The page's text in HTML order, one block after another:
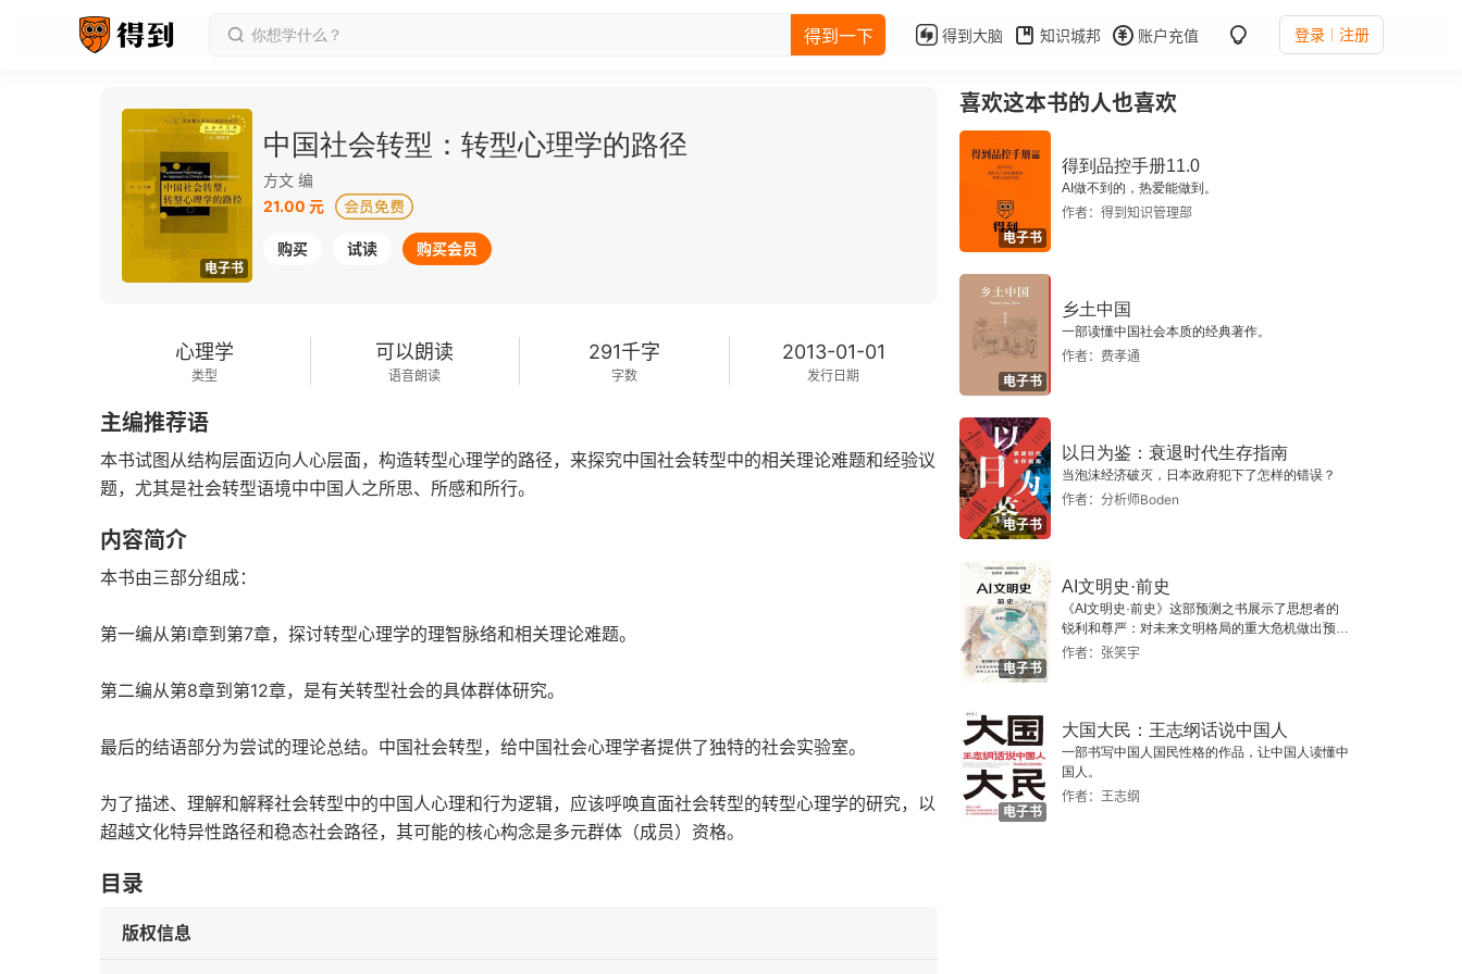
得到一下 得到大脑 知识城邦 账户充值 登录 注册
电子书
中国社会转型：转型心理学的路径
方文 编
21.00 元
购买 试读 购买会员
心理学
类型
可以朗读
语音朗读
291千字
字数
2013-01-01
发行日期
主编推荐语
本书试图从结构层面迈向人心层面，构造转型心理学的路径，来探究中国社会转型中的相关理论难题和经验议
题，尤其是社会转型语境中中国人之所思、所感和所行。
内容简介
本书由三部分组成：
第一编从第l章到第7章，探讨转型心理学的理智脉络和相关理论难题。
第二编从第8章到第12章，是有关转型社会的具体群体研究。
最后的结语部分为尝试的理论总结。中国社会转型，给中国社会心理学者提供了独特的社会实验室。
为了描述、理解和解释社会转型中的中国人心理和行为逻辑，应该呼唤直面社会转型的转型心理学的研究，以
超越文化特异性路径和稳态社会路径，其可能的核心构念是多元群体（成员）资格。
目录
版权信息
喜欢这本书的人也喜欢
电子书
得到品控手册11.0
AI做不到的，热爱能做到。
作者：得到知识管理部
电子书
乡土中国
一部读懂中国社会本质的经典著作。
作者：费孝通
电子书
以日为鉴：衰退时代生存指南
当泡沫经济破灭，日本政府犯下了怎样的错误？
作者：分析师Boden
电子书
AI文明史·前史
《AI文明史·前史》这部预测之书展示了思想者的
锐利和尊严：对未来文明格局的重大危机做出预
警，提示人类做出智慧的选择。
作者：张笑宇
电子书
大国大民：王志纲话说中国人
一部书写中国人国民性格的作品，让中国人读懂中
国人。
作者：王志纲